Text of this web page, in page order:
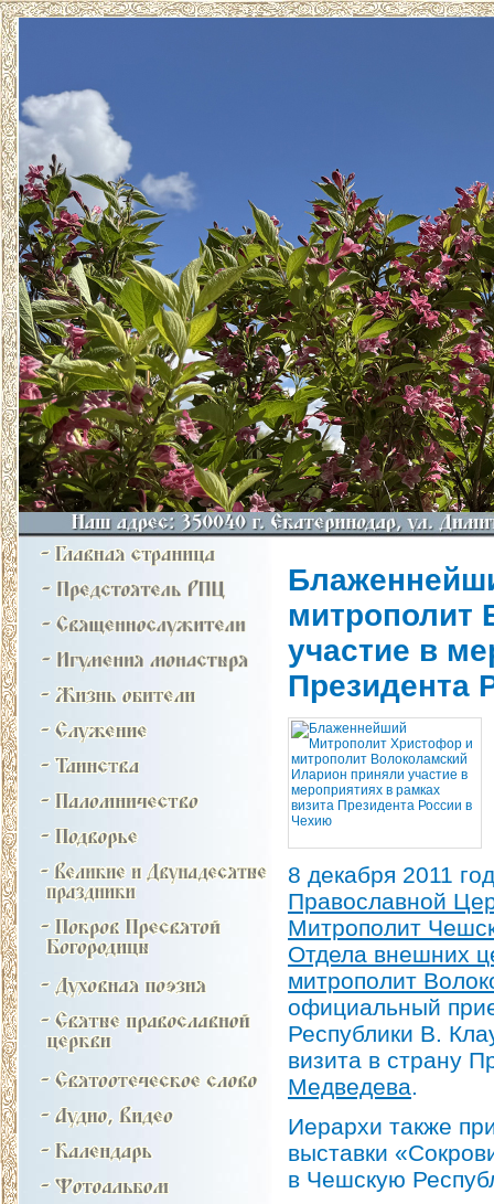
митрополит
участие в
Президента
8 декабря 2011
Православной
Митрополит
Отдела внешних
митрополит
официальный
Республики В.
визита в страну
Медведева.
Иерархи также
выставки
в Чешскую